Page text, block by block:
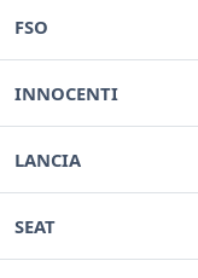
FSO
INNOCENTI
LANCIA
SEAT